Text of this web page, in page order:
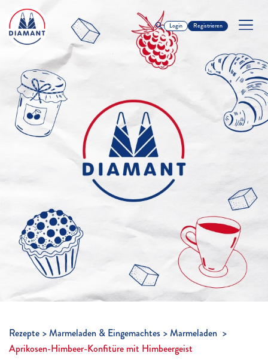
Login Registrieren
Rezepte Marmeladen & Eingemachtes
Marmeladen
Aprikosen-Himbeer-Konfitüre mit Himbeergeist